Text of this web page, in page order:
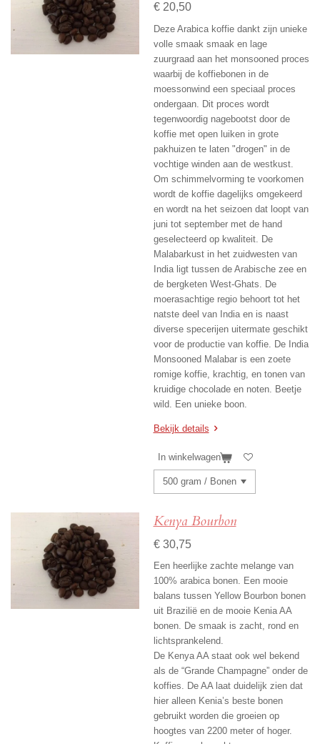
€ 20,50
Deze Arabica koffie dankt zijn unieke
volle smaak smaak en lage
zuurgraad aan het monsooned proces
waarbij de koffiebonen in de
moessonwind een speciaal proces
ondergaan. Dit proces wordt
tegenwoordig nagebootst door de
koffie met open luiken in grote
pakhuizen te laten "drogen" in de
vochtige winden aan de westkust.
Om schimmelvorming te voorkomen
wordt de koffie dagelijks omgekeerd
en wordt na het seizoen dat loopt van
juni tot september met de hand
geselecteerd op kwaliteit. De
Malabarkust in het zuidwesten van
India ligt tussen de Arabische zee en
de bergketen West-Ghats. De
moerasachtige regio behoort tot het
natste deel van India en is naast
diverse specerijen uitermate geschikt
voor de productie van koffie. De India
Monsooned Malabar is een zoete
romige koffie, krachtig, en tonen van
kruidige chocolade en noten. Beetje
wild. Een unieke boon.
Bekijk details
In winkelwagen
Kenya Bourbon
€ 30,75
Een heerlijke zachte melange van
100% arabica bonen. Een mooie
balans tussen Yellow Bourbon bonen
uit Brazilië en de mooie Kenia AA
bonen. De smaak is zacht, rond en
lichtsprankelend.
De Kenya AA staat ook wel bekend
als de “Grande Champagne” onder de
koffies. De AA laat duidelijk zien dat
hier alleen Kenia’s beste bonen
gebruikt worden die groeien op
hoogtes van 2200 meter of hoger.